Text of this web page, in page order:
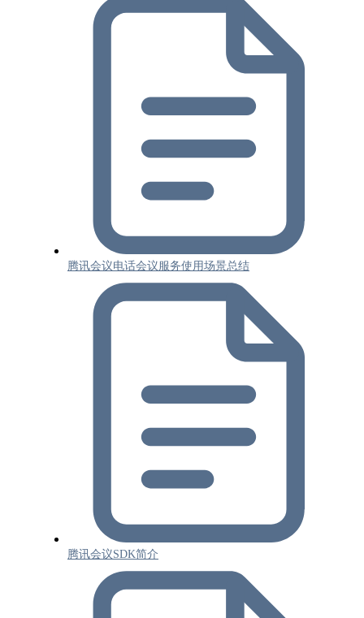
腾讯会议电话会议服务使用场景总结
腾讯会议SDK简介